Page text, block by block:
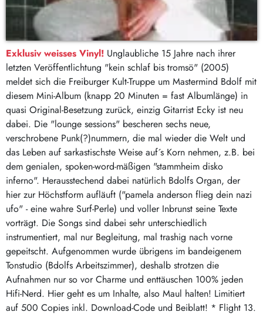
Exklusiv weisses Vinyl! Unglaubliche 15 Jahre nach ihrer
letzten Veröffentlichtung "kein schlaf bis tromsö" (2005)
meldet sich die Freiburger Kult-Truppe um Mastermind Bdolf mit
diesem Mini-Album (knapp 20 Minuten = fast Albumlänge) in
quasi Original-Besetzung zurück, einzig Gitarrist Ecky ist neu
dabei. Die "lounge sessions" bescheren sechs neue,
verschrobene Punk(?)nummern, die mal wieder die Welt und
das Leben auf sarkastischste Weise auf´s Korn nehmen, z.B. bei
dem genialen, spoken-word-mäßigen "stammheim disko
inferno". Herausstechend dabei natürlich Bdolfs Organ, der
hier zur Höchstform aufläuft ("pamela anderson flieg dein nazi
ufo" - eine wahre Surf-Perle) und voller Inbrunst seine Texte
vorträgt. Die Songs sind dabei sehr unterschiedlich
instrumentiert, mal nur Begleitung, mal trashig nach vorne
gepeitscht. Aufgenommen wurde übrigens im bandeigenem
Tonstudio (Bdolfs Arbeitszimmer), deshalb strotzen die
Aufnahmen nur so vor Charme und enttäuschen 100% jeden
Hifi-Nerd. Hier geht es um Inhalte, also Maul halten! Limitiert
auf 500 Copies inkl. Download-Code und Beiblatt! * Flight 13.